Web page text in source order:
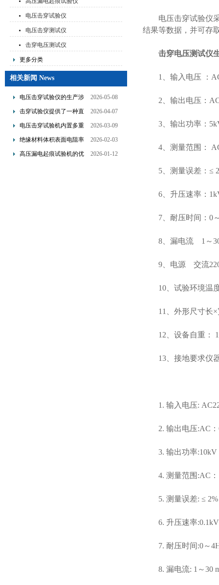
电压击穿试验仪
电压击穿测试仪
击穿电压测试仪
更多分类
相关新闻 News
电压击穿试验仪的生产涉
及了多个技术领域的整合
2026-05-08
击穿试验仪提供了一种直
观且量化的评估手段
2026-04-07
电压击穿试验机内置多重
保护机制可避免操作风险
2026-03-09
绝缘材料体积表面电阻率
测试仪是基于欧姆定律设
2026-02-03
高压漏电起痕试验机的优
2026-01-12
电压击穿试验仪采
结果等数据，并可存
击穿电压测试仪
1、输入电压 ：
2、输出电压：AC
3、输出功率：
4、测量范围： AC
5、测量误差：≤
6、升压速率：
7、耐压时间：0
8、漏电流 1～30
9、电源 交流
10、试验环境温度
11、外形尺寸长×宽
12、设备自重：
13、接地要求仪器
1. 输入电压:
2. 输出电压:AC：0
3. 输出功率:10kV
4. 测量范围:AC：1
5. 测量误差: ≤ 2%
6. 升压速率:0.1kV/
7. 耐压时间:0～
8. 漏电流: 1～30